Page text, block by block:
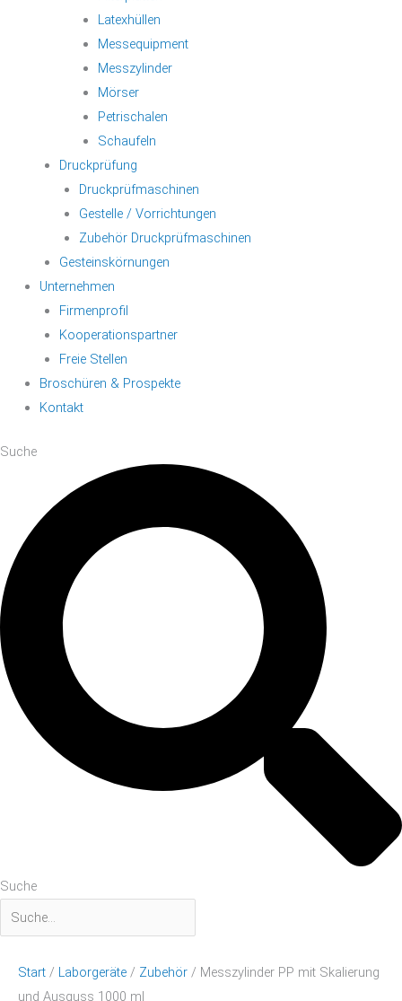
Latexhüllen
Messequipment
Messzylinder
Mörser
Petrischalen
Schaufeln
Druckprüfung
Druckprüfmaschinen
Gestelle / Vorrichtungen
Zubehör Druckprüfmaschinen
Gesteinskörnungen
Unternehmen
Firmenprofil
Kooperationspartner
Freie Stellen
Broschüren & Prospekte
Kontakt
Suche
Suche
Start / Laborgeräte / Zubehör / Messzylinder PP mit Skalierung
und Ausguss 1000 ml